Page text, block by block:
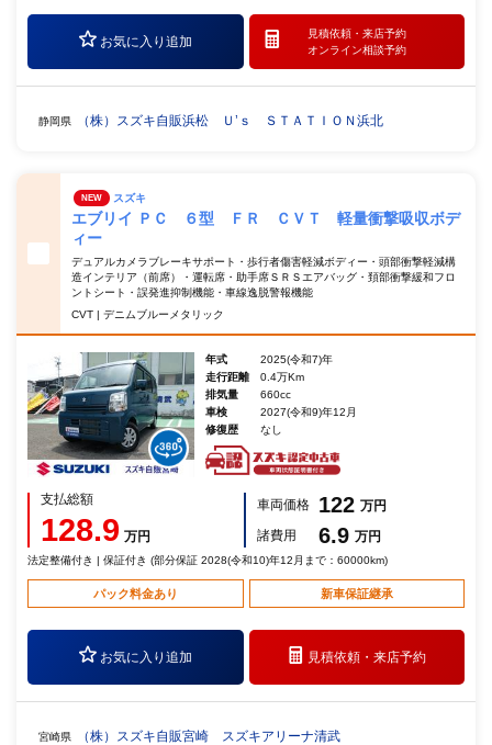
お気に入り追加
見積依頼・ 来店予約
オンライン相談予約
静岡県 （株）スズキ自販浜松 Ｕ’ｓ ＳＴＡＴＩＯＮ浜北
NEW スズキ
エブリイ ＰＣ ６型 ＦＲ ＣＶＴ 軽量衝撃吸収ボデ
ィー
デュアルカメラブレーキサポート・歩行者傷害軽減ボディー・頭部衝撃軽減構
造インテリア（前席）・運転席・助手席ＳＲＳエアバッグ・頚部衝撃緩和フロ
ントシート・誤発進抑制機能・車線逸脱警報機能
CVT | デニムブルーメタリック
年式
2025(令和7)年
走行距離
0.4万Km
排気量
660cc
車検
2027(令和9)年12月
修復歴
なし
支払総額
128.9 万円
車両価格 122 万円
諸費用
6.9 万円
法定整備付き | 保証付き (部分保証 2028(令和10)年12月まで：60000km)
パック料金あり 新車保証継承
お気に入り追加 見積依頼・来店予約
宮崎県 （株）スズキ自販宮崎 スズキアリーナ清武